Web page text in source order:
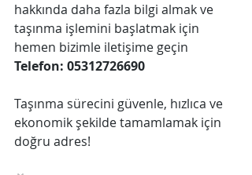
hakkında daha fazla bilgi almak ve
taşınma işlemini başlatmak için
hemen bizimle iletişime geçin
Telefon: 05312726690
Taşınma sürecini güvenle, hızlıca ve
ekonomik şekilde tamamlamak için
doğru adres!